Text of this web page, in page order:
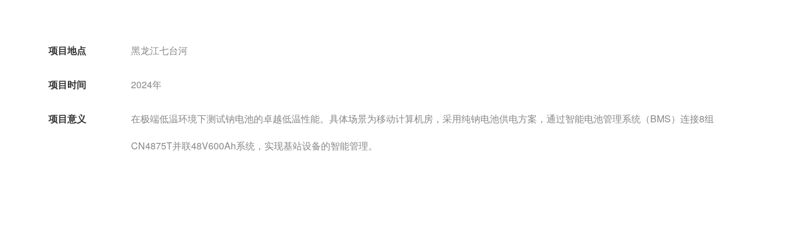
项目地点 黑龙江七台河
项目时间 2024年
项目意义
在极端低温环境下测试钠电池的卓越低温性能。具体场景为移动计算机房，采用纯钠电池供电方案，通过智能电池管理系统（BMS）连接8组
CN4875T并联48V600Ah系统，实现基站设备的智能管理。